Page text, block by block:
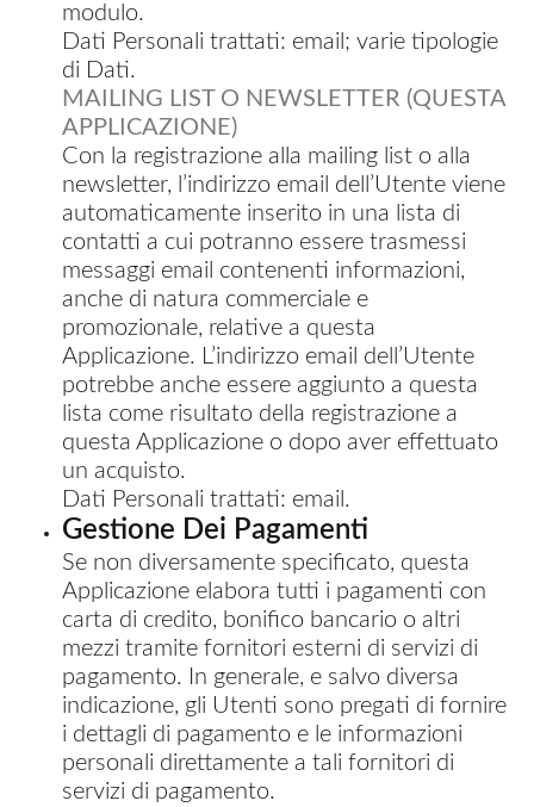
modulo.
Dati Personali trattati: email; varie tipologie
di Dati.
MAILING LIST O NEWSLETTER (QUESTA
APPLICAZIONE)
Con la registrazione alla mailing list o alla
newsletter, l’indirizzo email dell’Utente viene
automaticamente inserito in una lista di
contatti a cui potranno essere trasmessi
messaggi email contenenti informazioni,
anche di natura commerciale e
promozionale, relative a questa
Applicazione. L’indirizzo email dell’Utente
potrebbe anche essere aggiunto a questa
lista come risultato della registrazione a
questa Applicazione o dopo aver effettuato
un acquisto.
Dati Personali trattati: email.
Gestione Dei Pagamenti
Se non diversamente specificato, questa
Applicazione elabora tutti i pagamenti con
carta di credito, bonifico bancario o altri
mezzi tramite fornitori esterni di servizi di
pagamento. In generale, e salvo diversa
indicazione, gli Utenti sono pregati di fornire
i dettagli di pagamento e le informazioni
personali direttamente a tali fornitori di
servizi di pagamento.